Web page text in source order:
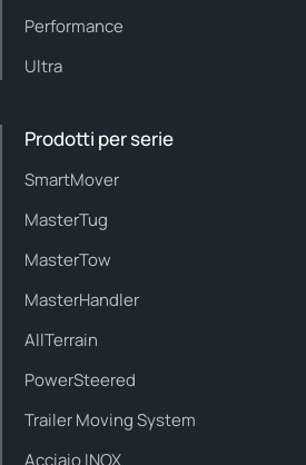
Performance
Ultra
Prodotti per serie
SmartMover
MasterTug
MasterTow
MasterHandler
AllTerrain
PowerSteered
Trailer Moving System
Acciaio INOX